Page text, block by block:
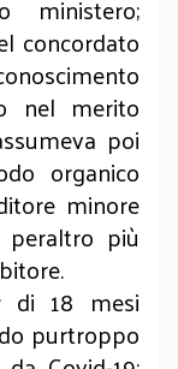
ministero;
concordato
nel merito
poi
organico
minore
peraltro più
di 18 mesi
purtroppo